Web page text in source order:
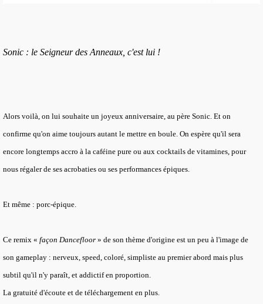
Sonic : le Seigneur des Anneaux, c'est lui !
Alors voilà, on lui souhaite un joyeux anniversaire, au père Sonic. Et on
confirme qu'on aime toujours autant le mettre en boule. On espère qu'il sera
encore longtemps accro à la caféine pure ou aux cocktails de vitamines, pour
nous régaler de ses acrobaties ou ses performances épiques.
Et même : porc-épique.
Ce remix « façon Dancefloor » de son thème d'origine est un peu à l'image de
son gameplay : nerveux, speed, coloré, simpliste au premier abord mais plus
subtil qu'il n'y paraît, et addictif en proportion.
La gratuité d'écoute et de téléchargement en plus.